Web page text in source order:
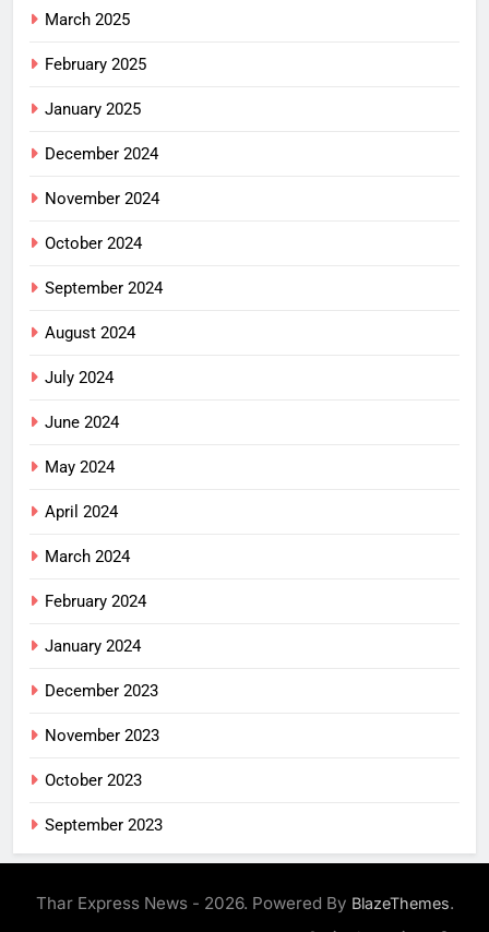
March 2025
February 2025
January 2025
December 2024
November 2024
October 2024
September 2024
August 2024
July 2024
June 2024
May 2024
April 2024
March 2024
February 2024
January 2024
December 2023
November 2023
October 2023
September 2023
Thar Express News - 2026. Powered By BlazeThemes.